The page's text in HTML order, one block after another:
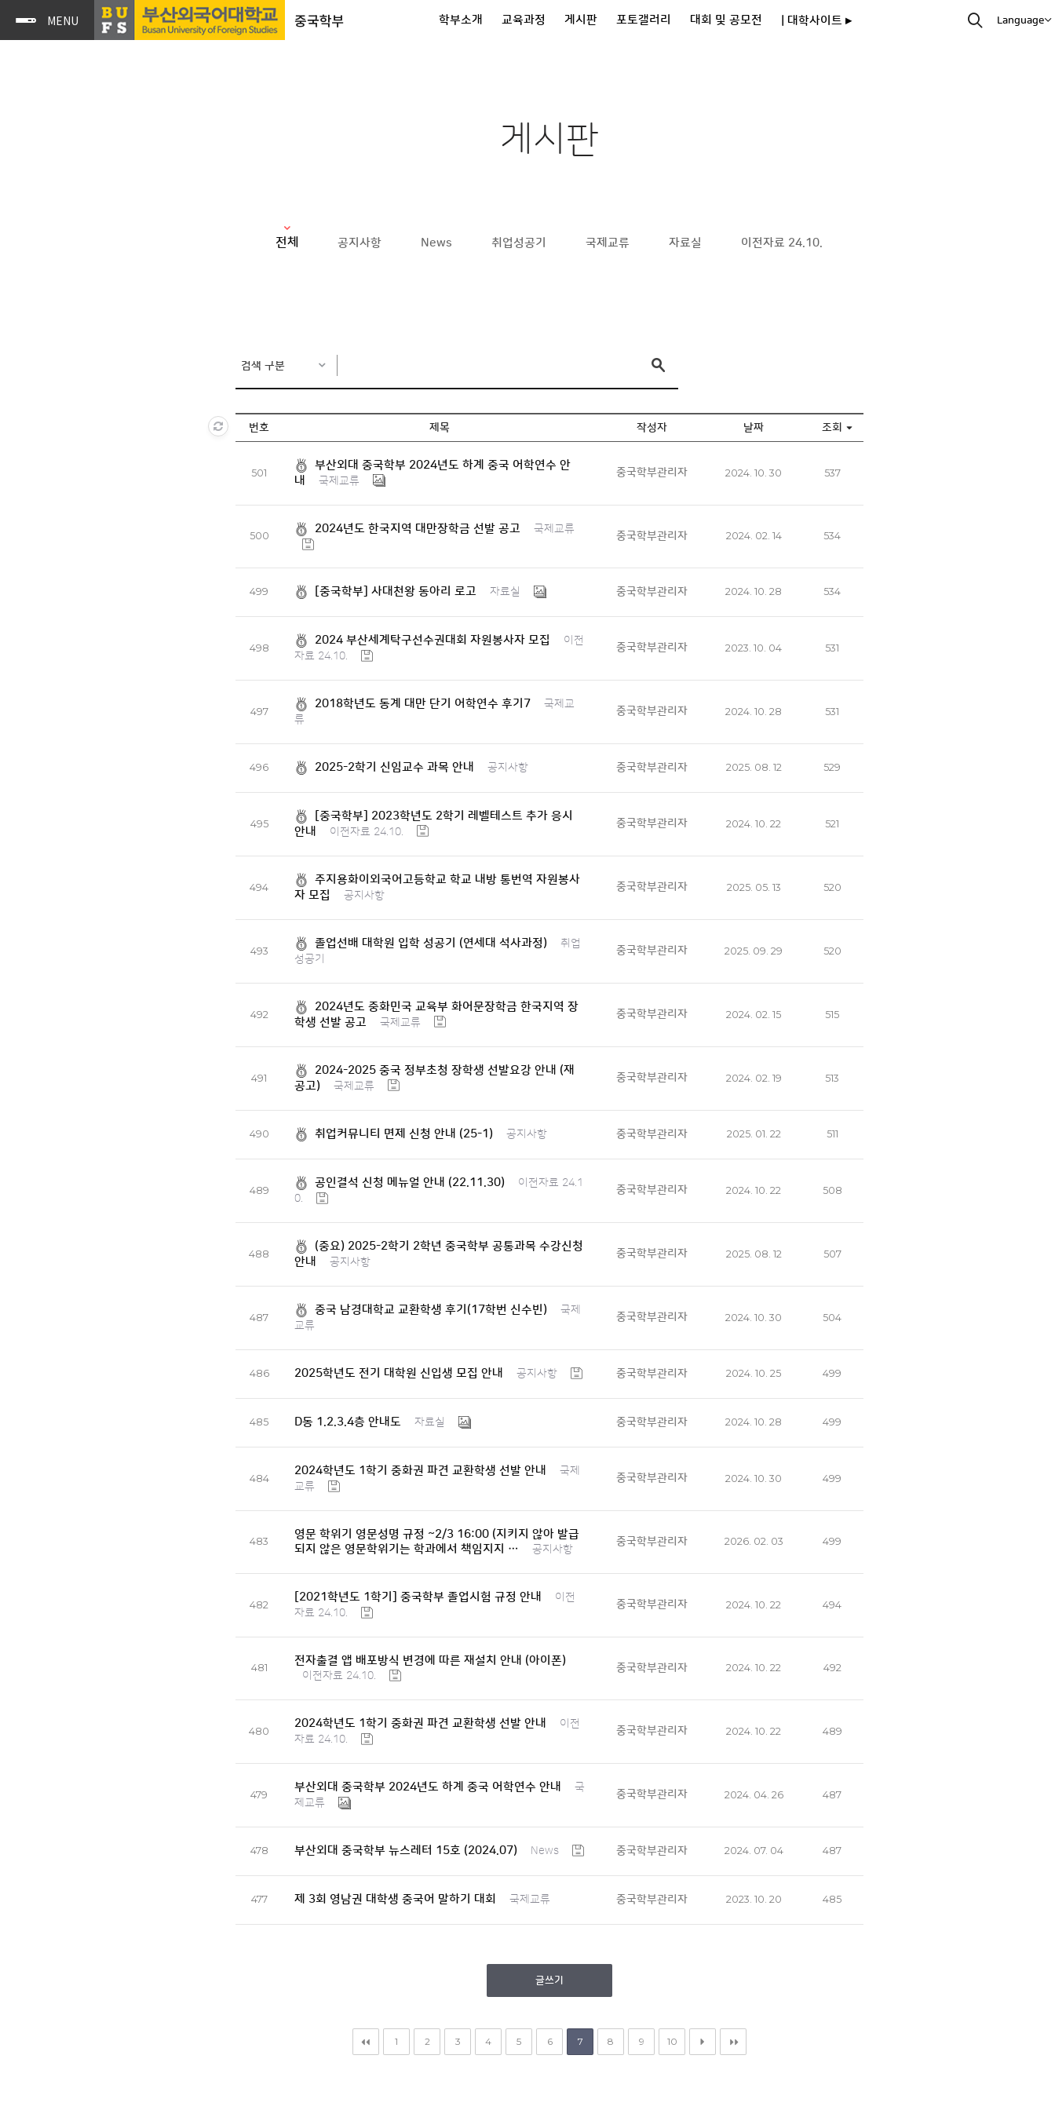
중국학부 학부소개 교육과정 게시판 포토갤러리 대회 및 공모전 | 대학사이트 ▸ Language
게시판
전체 공지사항 News 취업성공기 국제교류 자료실 이전자료 24.10.
검색 구분
번호 제목 작성자 날짜 조회
501
부산외대 중국학부 2024년도 하계 중국 어학연수 안
내
국제교류
중국학부관리자 2024. 10. 30 537
500
2024년도 한국지역 대만장학금 선발 공고 국제교류
중국학부관리자 2024. 02. 14 534
499 [중국학부] 사대천왕 동아리 로고 자료실 중국학부관리자 2024. 10. 28 534
498
2024 부산세계탁구선수권대회 자원봉사자 모집
이전
자료 24.10.
중국학부관리자 2023. 10. 04 531
497
2018학년도 동계 대만 단기 어학연수 후기7
국제교
류
중국학부관리자 2024. 10. 28 531
496 2025-2학기 신임교수 과목 안내 공지사항 중국학부관리자 2025. 08. 12 529
495
[중국학부] 2023학년도 2학기 레벨테스트 추가 응시
안내
이전자료 24.10.
중국학부관리자 2024. 10. 22 521
494
주지용화이외국어고등학교 학교 내방 통번역 자원봉사
자 모집
공지사항
중국학부관리자 2025. 05. 13 520
493
졸업선배 대학원 입학 성공기 (연세대 석사과정)
취업
성공기
중국학부관리자 2025. 09. 29 520
492
2024년도 중화민국 교육부 화어문장학금 한국지역 장
학생 선발 공고
국제교류
중국학부관리자 2024. 02. 15 515
491
2024-2025 중국 정부초청 장학생 선발요강 안내 (재
공고)
국제교류
중국학부관리자 2024. 02. 19 513
490 취업커뮤니티 면제 신청 안내 (25-1) 공지사항 중국학부관리자 2025. 01. 22 511
489
공인결석 신청 메뉴얼 안내 (22.11.30)
이전자료 24.1
0.
중국학부관리자 2024. 10. 22 508
488
(중요) 2025-2학기 2학년 중국학부 공통과목 수강신청
안내
공지사항
중국학부관리자 2025. 08. 12 507
487
중국 남경대학교 교환학생 후기(17학번 신수빈)
국제
교류
중국학부관리자 2024. 10. 30 504
486 2025학년도 전기 대학원 신입생 모집 안내 공지사항 중국학부관리자 2024. 10. 25 499
485 D동 1.2.3.4층 안내도 자료실 중국학부관리자 2024. 10. 28 499
484
2024학년도 1학기 중화권 파견 교환학생 선발 안내
국제
교류
중국학부관리자 2024. 10. 30 499
483
영문 학위기 영문성명 규정 ~2/3 16:00 (지키지 않아 발급
되지 않은 영문학위기는 학과에서 책임지지 …
공지사항
중국학부관리자 2026. 02. 03 499
482
[2021학년도 1학기] 중국학부 졸업시험 규정 안내
이전
자료 24.10.
중국학부관리자 2024. 10. 22 494
481
전자출결 앱 배포방식 변경에 따른 재설치 안내 (아이폰)
이전자료 24.10.
중국학부관리자 2024. 10. 22 492
480
2024학년도 1학기 중화권 파견 교환학생 선발 안내
이전
자료 24.10.
중국학부관리자 2024. 10. 22 489
479
부산외대 중국학부 2024년도 하계 중국 어학연수 안내
국
제교류
중국학부관리자 2024. 04. 26 487
478 부산외대 중국학부 뉴스레터 15호 (2024.07) News 중국학부관리자 2024. 07. 04 487
477 제 3회 영남권 대학생 중국어 말하기 대회 국제교류 중국학부관리자 2023. 10. 20 485
글쓰기
1 2 3 4 5 6 7 8 9 10